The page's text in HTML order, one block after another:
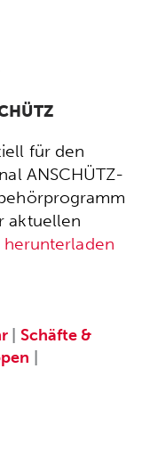
für den
ANSCHÜTZ-
aktuellen
herunterladen
Schäfte &